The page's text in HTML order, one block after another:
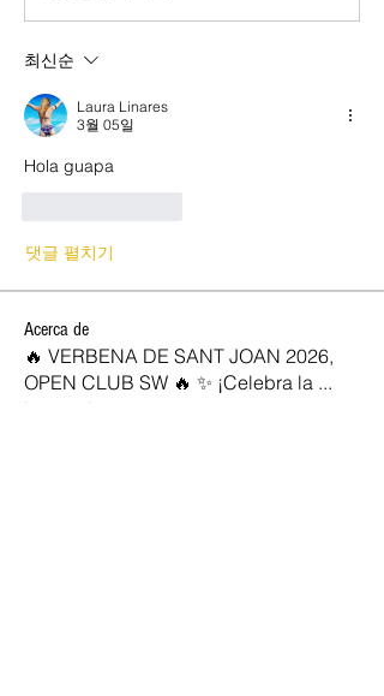
최신순
Laura Linares
3월 05일
Hola guapa
댓글 펼치기
Acerca de
🔥 VERBENA DE SANT JOAN 2026,
OPEN CLUB SW 🔥 ✨ ¡Celebra la ...
Leer más